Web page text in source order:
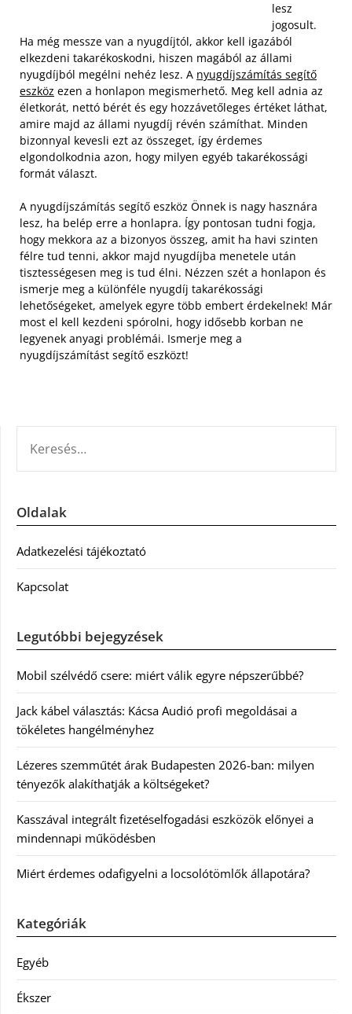
lesz
jogosult.
Ha még messze van a nyugdíjtól, akkor kell igazából
elkezdeni takarékoskodni, hiszen magából az állami
nyugdíjból megélni nehéz lesz. A nyugdíjszámítás segítő
eszköz ezen a honlapon megismerhető. Meg kell adnia az
életkorát, nettó bérét és egy hozzávetőleges értéket láthat,
amire majd az állami nyugdíj révén számíthat. Minden
bizonnyal kevesli ezt az összeget, így érdemes
elgondolkodnia azon, hogy milyen egyéb takarékossági
formát választ.
A nyugdíjszámítás segítő eszköz Önnek is nagy hasznára
lesz, ha belép erre a honlapra. Így pontosan tudni fogja,
hogy mekkora az a bizonyos összeg, amit ha havi szinten
félre tud tenni, akkor majd nyugdíjba menetele után
tisztességesen meg is tud élni. Nézzen szét a honlapon és
ismerje meg a különféle nyugdíj takarékossági
lehetőségeket, amelyek egyre több embert érdekelnek! Már
most el kell kezdeni spórolni, hogy idősebb korban ne
legyenek anyagi problémái. Ismerje meg a
nyugdíjszámítást segítő eszközt!
Oldalak
Adatkezelési tájékoztató
Kapcsolat
Legutóbbi bejegyzések
Mobil szélvédő csere: miért válik egyre népszerűbbé?
Jack kábel választás: Kácsa Audió profi megoldásai a
tökéletes hangélményhez
Lézeres szemműtét árak Budapesten 2026-ban: milyen
tényezők alakíthatják a költségeket?
Kasszával integrált fizetéselfogadási eszközök előnyei a
mindennapi működésben
Miért érdemes odafigyelni a locsolótömlők állapotára?
Kategóriák
Egyéb
Ékszer